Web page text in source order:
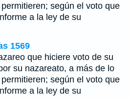
según el voto que
a la ley de su
1569
que hiciere voto de su
su nazareato, a más de lo
según el voto que
a la ley de su